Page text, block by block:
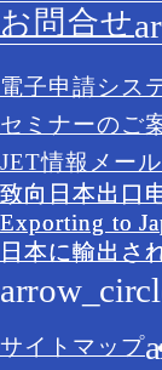
お問合せ
電子申請シス
セミナーのご
JET情報メー
致向日本出口
Exporting to
日本に輸出さ
サイトマップ